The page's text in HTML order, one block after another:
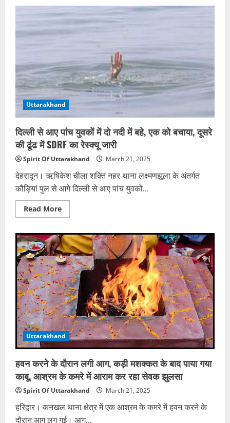
रखे
नौ
होने
से
घर
में
लगी
आग,
हादसे
में
एक
झुलसा
Uttarakhand
दिल्ली से आए पांच युवकों में दो नदी में बहे, एक को बचाया, दूसरे
की ढूंढ में SDRF का रेस्क्यू जारी
Spirit Of Uttarakhand March 21, 2025
देहरादून। ऋषिकेश चीला शक्ति नहर थाना लक्ष्मणझूला के अंतर्गत
कौड़ियां पुल से आगे दिल्ली से आए पांच युवकों...
Read MoreRead
more
से
आए
पांच
युवकों
में
दो
नदी
में
बहे,
एक
को
बचाया,
दूसरे
की
ढूंढ
में
SDRF
का
रेस्क्यू
जारी
Uttarakhand
हवन करने के दौरान लगी आग, कड़ी मशक्कत के बाद पाया गया
काबू, आश्रम के कमरे में आराम कर रहा सेवक झुलसा
Spirit Of Uttarakhand March 21, 2025
हरिद्वार। कनखल थाना क्षेत्र में एक आश्रम के कमरे में हवन करने के
दौरान आग लग गई। आग...